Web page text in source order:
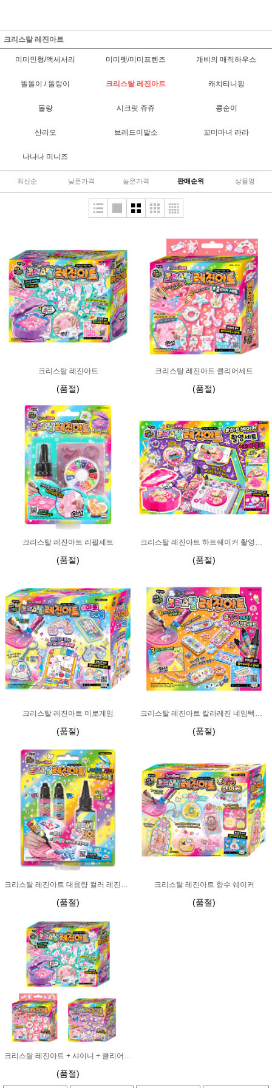
크리스탈 레진아트
미미인형/액세서리 미미펫/미미프렌즈 개비의 매직하우스
똘똘이 / 똘랑이 크리스탈 레진아트 캐치티니핑
몰랑 시크릿 쥬쥬 콩순이
산리오 브레드이발소 꼬미마녀 라라
나나나 미니즈
최신순 낮은가격 높은가격 판매순위 상품명
크리스탈 레진아트
(품절)
크리스탈 레진아트 클리어세트
(품절)
크리스탈 레진아트 리필세트
(품절)
크리스탈 레진아트 하트쉐이커 촬영세트+조개램프
(품절)
크리스탈 레진아트 미로게임
(품절)
크리스탈 레진아트 칼라레진 네임텍세트
(품절)
크리스탈 레진아트 대용량 컬러 레진젤 리필
(품절)
크리스탈 레진아트 향수 쉐이커
(품절)
크리스탈 레진아트 + 샤이니 + 클리어세트 3종 패키지
(품절)